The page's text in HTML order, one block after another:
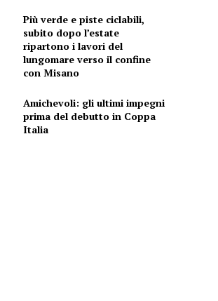
Più verde e piste ciclabili,
subito dopo l’estate
ripartono i lavori del
lungomare verso il confine
con Misano
Amichevoli: gli ultimi impegni
prima del debutto in Coppa
Italia